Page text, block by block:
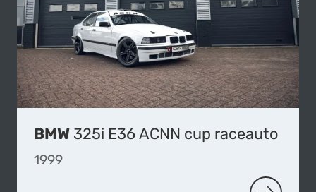
BMW 325i E36 ACNN cup raceauto
1999